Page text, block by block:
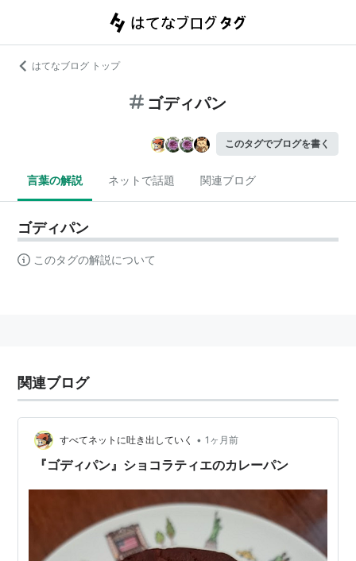
はてなブログ トップ
ゴディパン
このタグでブログを書く
言葉の解説 ネットで話題 関連ブログ
ゴディパン
このタグの解説について
関連ブログ
すべてネットに吐き出していく • 1ヶ月前
『ゴディパン』ショコラティエのカレーパン